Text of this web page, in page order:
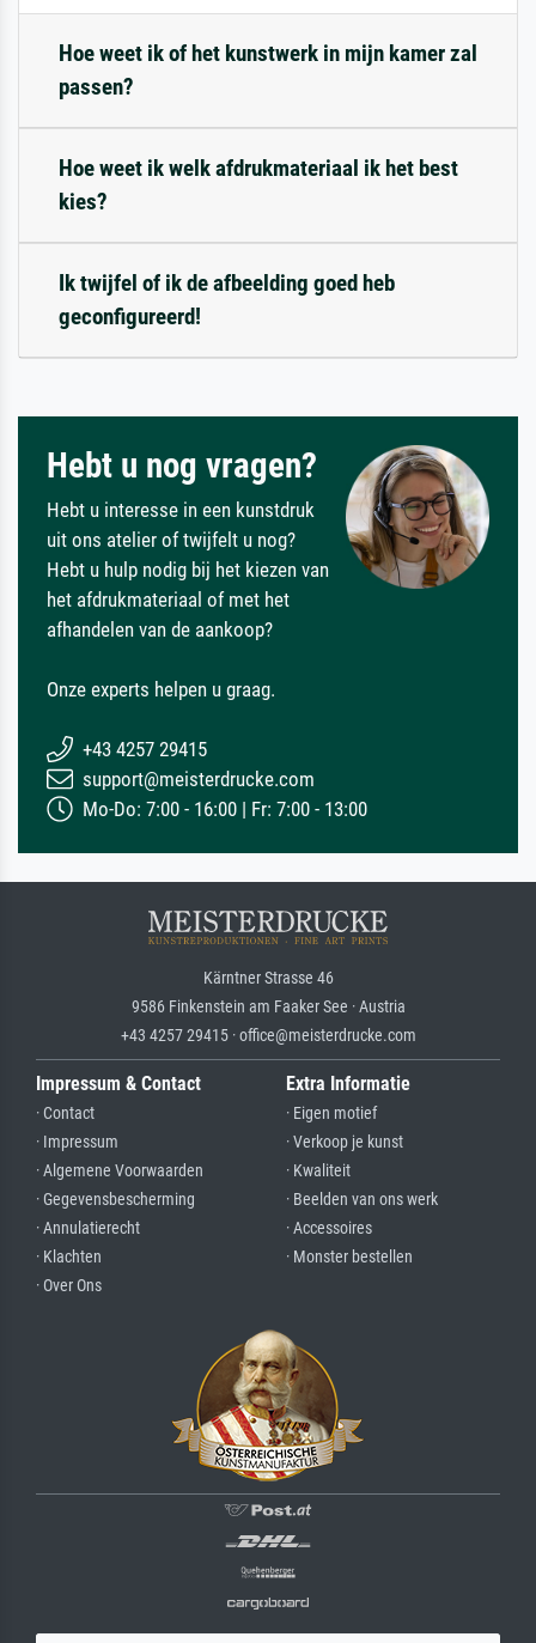
Hoe weet ik of het kunstwerk in mijn kamer zal
passen?
Hoe weet ik welk afdrukmateriaal ik het best
kies?
Ik twijfel of ik de afbeelding goed heb
geconfigureerd!
Hebt u nog vragen?
Hebt u interesse in een kunstdruk
uit ons atelier of twijfelt u nog?
Hebt u hulp nodig bij het kiezen van
het afdrukmateriaal of met het
afhandelen van de aankoop?
Onze experts helpen u graag.
+43 4257 29415
support@meisterdrucke.com
Mo-Do: 7:00 - 16:00 | Fr: 7:00 - 13:00
Kärntner Strasse 46
9586 Finkenstein am Faaker See · Austria
+43 4257 29415 · office@meisterdrucke.com
Impressum & Contact
· Contact
· Impressum
· Algemene Voorwaarden
· Gegevensbescherming
· Annulatierecht
· Klachten
· Over Ons
Extra Informatie
· Eigen motief
· Verkoop je kunst
· Kwaliteit
· Beelden van ons werk
· Accessoires
· Monster bestellen